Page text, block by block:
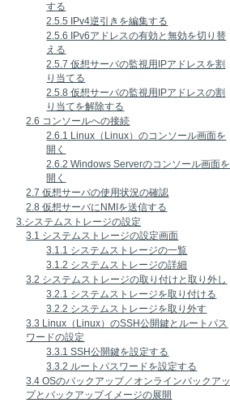
する
2.5.5 IPv4逆引きを編集する
2.5.6 IPv6アドレスの有効と無効を切り替
える
2.5.7 仮想サーバの監視用IPアドレスを割
り当てる
2.5.8 仮想サーバの監視用IPアドレスの割
り当てを解除する
2.6 コンソールへの接続
2.6.1 Linux（Linux）のコンソール画面を
開く
2.6.2 Windows Serverのコンソール画面を
開く
2.7 仮想サーバの使用状況の確認
2.8 仮想サーバにNMIを送信する
3.システムストレージの設定
3.1 システムストレージの設定画面
3.1.1 システムストレージの一覧
3.1.2 システムストレージの詳細
3.2 システムストレージの取り付けと取り外し
3.2.1 システムストレージを取り付ける
3.2.2 システムストレージを取り外す
3.3 Linux（Linux）のSSH公開鍵とルートパス
ワードの設定
3.3.1 SSH公開鍵を設定する
3.3.2 ルートパスワードを設定する
3.4 OSのバックアップ／オンラインバックアッ
プとバックアップイメージの展開